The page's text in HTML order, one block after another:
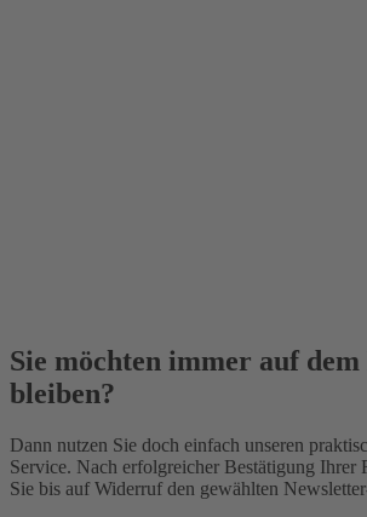
Sie möchten immer auf
bleiben?
Dann nutzen Sie doch einfach unseren
Service. Nach erfolgreicher Bestätigung Ihrer
Sie bis auf Widerruf den gewählten